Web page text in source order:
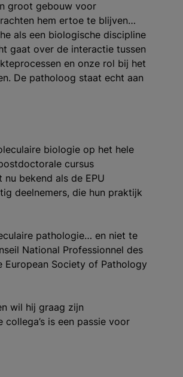
groot gebouw voor
hem ertoe te blijven…
als een biologische discipline
gaat over de interactie tussen
en onze rol bij het
De patholoog staat echt aan
biologie op het hele
cursus
bekend als de EPU
deelnemers, die hun praktijk
pathologie… en niet te
National Professionnel des
European Society of Pathology
wil hij graag zijn
is een passie voor